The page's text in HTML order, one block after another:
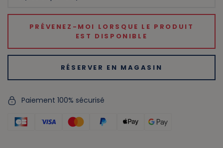
PRÉVENEZ-MOI LORSQUE LE PRODUIT
EST DISPONIBLE
RÉSERVER EN MAGASIN
Paiement 100% sécurisé